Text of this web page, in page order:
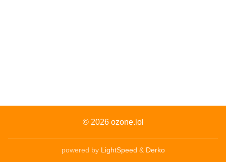
© 2026 ozone.lol
powered by LightSpeed & Derko